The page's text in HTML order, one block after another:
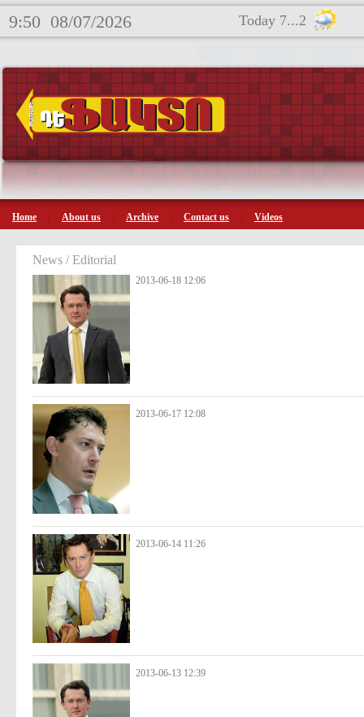
9:50 08/07/2026 Today 7...2
Home About us Archive Contact us Videos
News / Editorial
2013-06-18 12:06
2013-06-17 12:08
2013-06-14 11:26
2013-06-13 12:39